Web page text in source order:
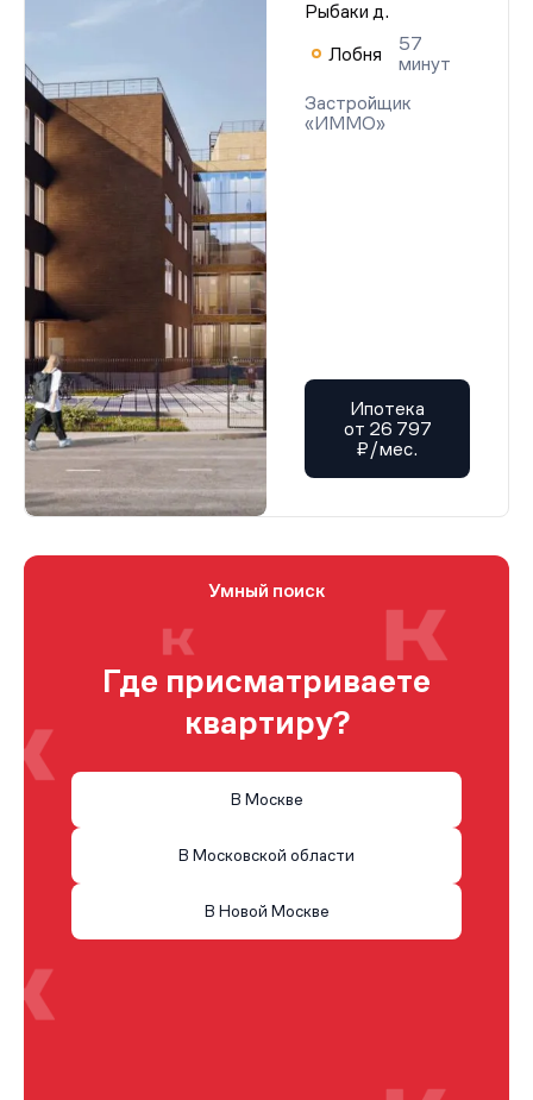
Рыбаки д.
Лобня
57
минут
Застройщик
«ИММО»
Ипотека
от 26 797
₽/мес.
Умный поиск
Где присматриваете
квартиру?
В Москве
В Московской области
В Новой Москве